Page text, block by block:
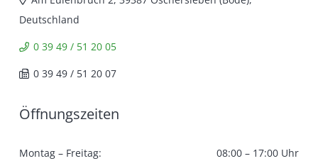
Deutschland
0 39 49 / 51 20 05
0 39 49 / 51 20 07
Öffnungszeiten
Montag – Freitag:
08:00 – 17:00 Uhr